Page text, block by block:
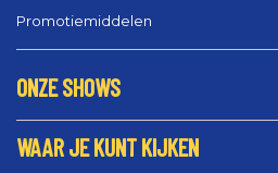
Promotiemiddelen
ONZE SHOWS
WAAR JE KUNT KIJKEN